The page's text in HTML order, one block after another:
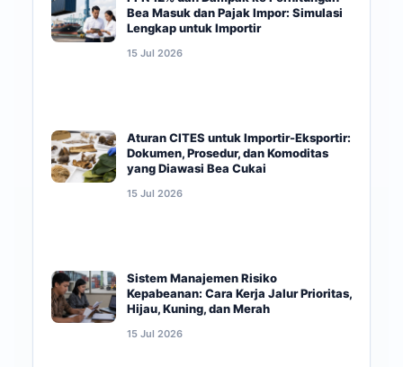
Bea Masuk dan Pajak Impor: Simulasi
Lengkap untuk Importir
15 Jul 2026
Aturan CITES untuk Importir-Eksportir:
Dokumen, Prosedur, dan Komoditas
yang Diawasi Bea Cukai
15 Jul 2026
Sistem Manajemen Risiko
Kepabeanan: Cara Kerja Jalur Prioritas,
Hijau, Kuning, dan Merah
15 Jul 2026